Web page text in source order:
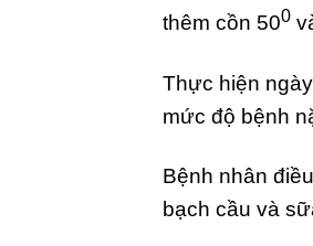
thêm cồn 500
Thực hiện
mức độ bệnh
Bệnh nhân
bạch cầu và